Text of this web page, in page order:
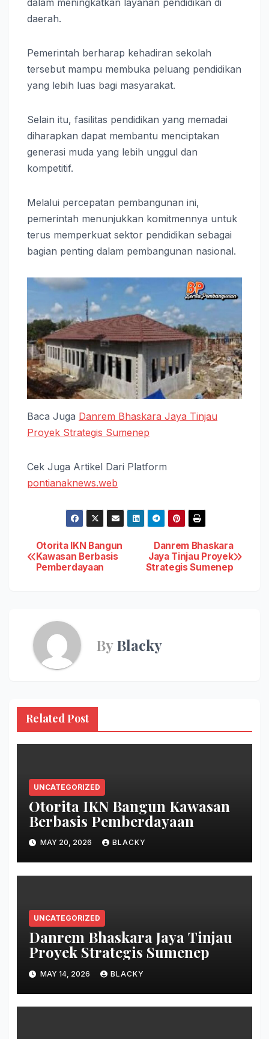
dalam meningkatkan layanan pendidikan di
daerah.
Pemerintah berharap kehadiran sekolah
tersebut mampu membuka peluang pendidikan
yang lebih luas bagi masyarakat.
Selain itu, fasilitas pendidikan yang memadai
diharapkan dapat membantu menciptakan
generasi muda yang lebih unggul dan
kompetitif.
Melalui percepatan pembangunan ini,
pemerintah menunjukkan komitmennya untuk
terus memperkuat sektor pendidikan sebagai
bagian penting dalam pembangunan nasional.
Baca Juga Danrem Bhaskara Jaya Tinjau
Proyek Strategis Sumenep
Cek Juga Artikel Dari Platform
pontianaknews.web
Post
navigation
Danrem Bhaskara
Jaya Tinjau Proyek
Strategis Sumenep
Otorita IKN Bangun
Kawasan Berbasis
Pemberdayaan
ByBlacky
Related Post
UNCATEGORIZED
Otorita IKN Bangun Kawasan
Berbasis Pemberdayaan
MAY 20, 2026 BLACKY
UNCATEGORIZED
Danrem Bhaskara Jaya Tinjau
Proyek Strategis Sumenep
MAY 14, 2026 BLACKY